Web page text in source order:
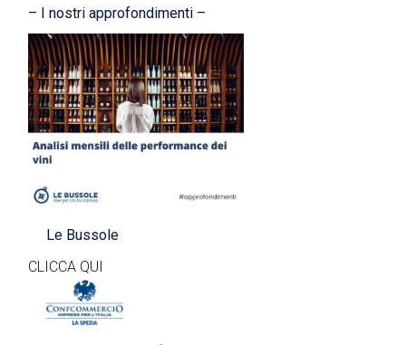
– I nostri approfondimenti –
Le Bussole
CLICCA QUI